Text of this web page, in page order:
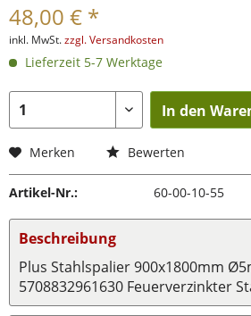
48,00 € *
inkl. MwSt.zzgl. Versandkosten
Lieferzeit 5-7 Werktage
In den
Merken Bewerten
Artikel-Nr.: 60-00-10-55
Beschreibung
Plus Stahlspalier 900x1800mm
5708832961630 Feuerverzinkter